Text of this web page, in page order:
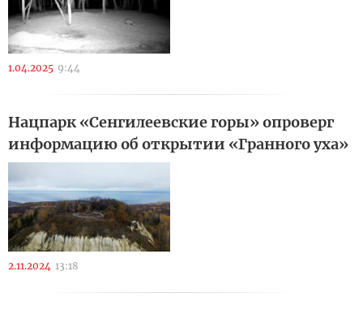
1.04.2025 9:44
Нацпарк «Сенгилеевские горы» опроверг
информацию об открытии «Гранного уха»
2.11.2024 13:18